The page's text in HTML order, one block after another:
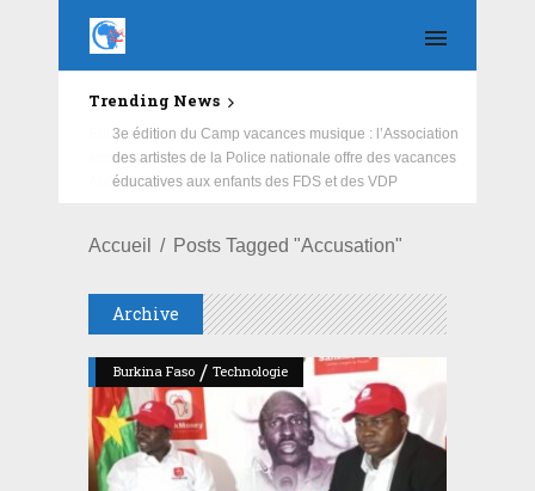
Trending News
Education : la fédération de la Russie rénove les
écoles primaire et collège du Camp Général
Aboubacar Sangoulé Lamizana
Accueil Posts Tagged "Accusation"
Archive
Burkina Faso / Technologie